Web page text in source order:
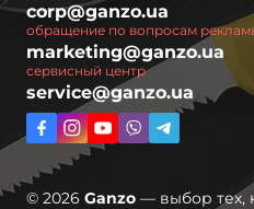
corp@ganzo.ua
обращение по вопросам
marketing@ganzo.ua
сервисный центр
service@ganzo.ua
© 2026 Ganzo — выбор тех,